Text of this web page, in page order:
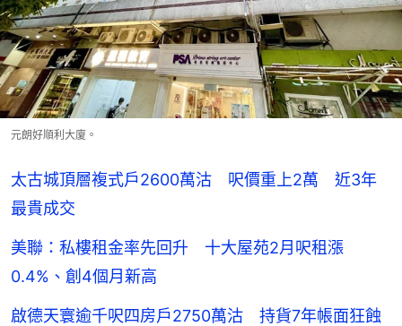
元朗好順利大廈。
太古城頂層複式戶2600萬沽 呎價重上2萬 近3年
最貴成交
美聯：私樓租金率先回升 十大屋苑2月呎租漲
0.4%、創4個月新高
啟德天寰逾千呎四房戶2750萬沽 持貨7年帳面狂蝕